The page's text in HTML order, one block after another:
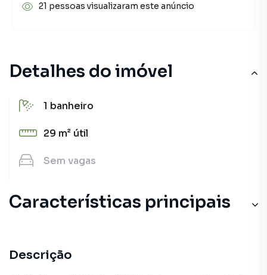
Detalhes do imóvel
1 banheiro
29 m² útil
Sem vagas
Características principais
Descrição
21 pessoas visualizaram este anúncio